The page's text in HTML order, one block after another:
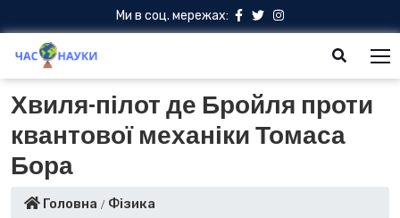
Ми в соц. мережах:
Хвиля-пілот де Бройля проти
квантової механіки Томаса
Бора
Головна Фізика